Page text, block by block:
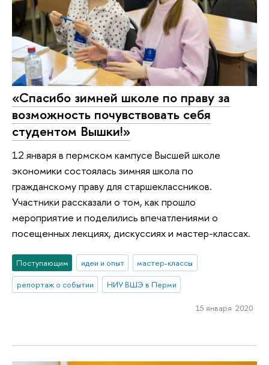
«Спасибо зимней школе по праву за
возможность почувствовать себя
студентом Вышки!»
12 января в пермском кампусе Высшей школе
экономики состоялась зимняя школа по
гражданскому праву для старшеклассников.
Участники рассказали о том, как прошло
мероприятие и поделились впечатлениями о
посещенных лекциях, дискуссиях и мастер-классах.
Поступающим идеи и опыт
мастер-классы
репортаж о событии
НИУ ВШЭ в Перми
15 января 2020